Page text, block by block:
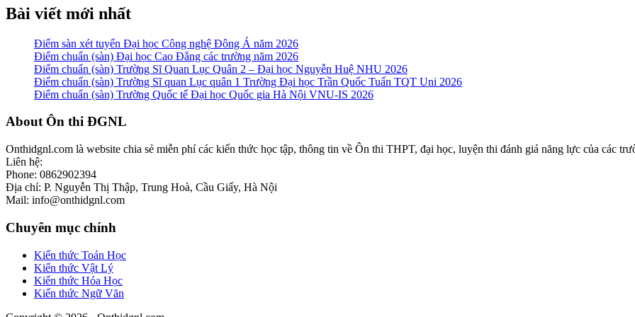
Bài viết mới nhất
Điểm sàn xét tuyển Đại học Công nghệ Đông Á năm 2026
Điểm chuẩn (sàn) Đại học Cao Đẳng các trường năm 2026
Điểm chuẩn (sàn) Trường Sĩ Quan Lục Quân 2 – Đại học Nguyễn Huệ NHU 2026
Điểm chuẩn (sàn) Trường Sĩ quan Lục quân 1 Trường Đại học Trần Quốc Tuấn TQT Uni 2026
Điểm chuẩn (sàn) Trường Quốc tế Đại học Quốc gia Hà Nội VNU-IS 2026
Footer
About Ôn thi ĐGNL
Onthidgnl.com là website chia sẻ miễn phí các kiến thức học tập, thông tin về Ôn thi THPT, đại học, luyện thi đánh giá năng lực của các
Liên hệ:
Phone: 0862902394
Địa chỉ: P. Nguyễn Thị Thập, Trung Hoà, Cầu Giấy, Hà Nội
Mail: info@onthidgnl.com
Chuyên mục chính
Kiến thức Toán Học
Kiến thức Vật Lý
Kiến thức Hóa Học
Kiến thức Ngữ Văn